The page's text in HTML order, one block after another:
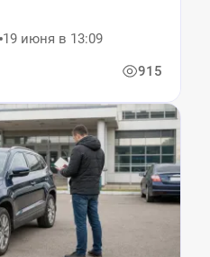
19 июня в 13:09
915